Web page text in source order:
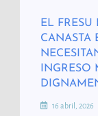
EL
CANASTA
INGRESO
16 abril, 2026